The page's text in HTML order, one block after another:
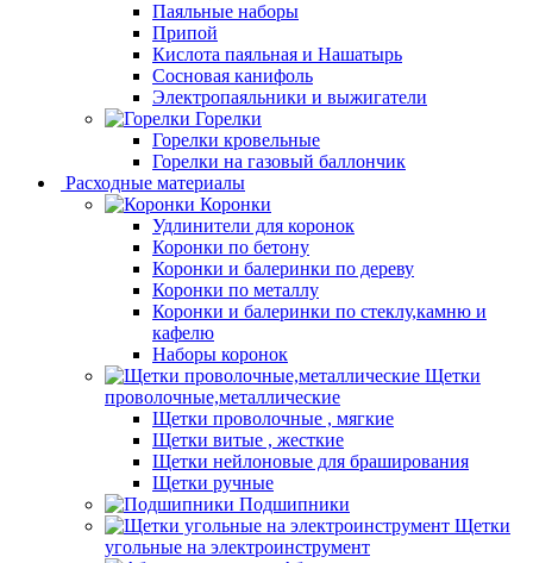
Паяльные наборы
Припой
Кислота паяльная и Нашатырь
Сосновая канифоль
Электропаяльники и выжигатели
Горелки
Горелки кровельные
Горелки на газовый баллончик
Расходные материалы
Коронки
Удлинители для коронок
Коронки по бетону
Коронки и балеринки по дереву
Коронки по металлу
Коронки и балеринки по стеклу,камню и
кафелю
Наборы коронок
Щетки
проволочные,металлические
Щетки проволочные , мягкие
Щетки витые , жесткие
Щетки нейлоновые для браширования
Щетки ручные
Подшипники
Щетки
угольные на электроинструмент